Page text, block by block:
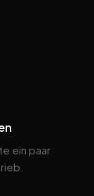
ein paar